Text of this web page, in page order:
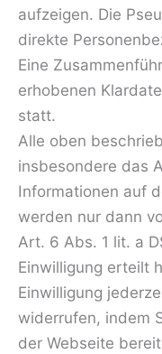
aufzeigen. Die
direkte
Eine
erhobenen
statt.
Alle oben
insbesondere das
Informationen auf
werden nur dann
Art. 6 Abs. 1 lit. a
Einwilligung erteilt
Einwilligung
widerrufen, indem
der Webseite